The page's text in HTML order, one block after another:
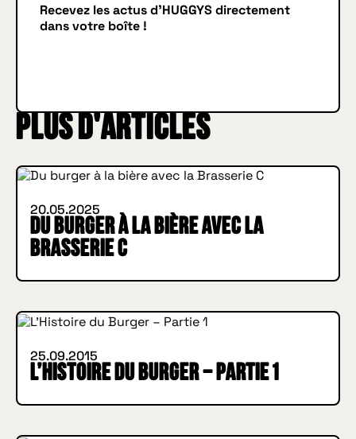
Recevez les actus d'HUGGYS directement
dans votre boîte !
Plus d'articles
20.05.2025
Du burger à la bière avec la
Brasserie C
IN BURGER WE TRUST
25.09.2015
L’Histoire du Burger – Partie 1
IN BURGER WE TRUST